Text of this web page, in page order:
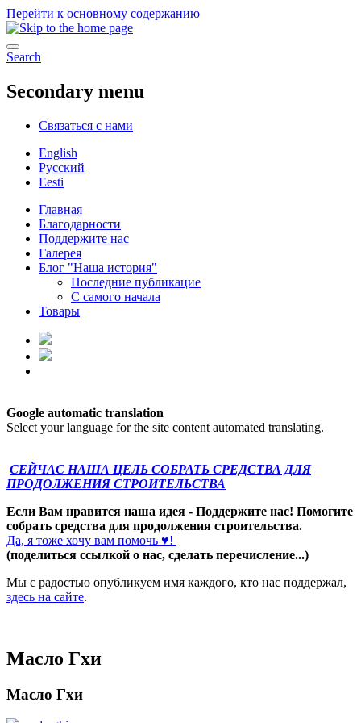
Перейти к основному содержанию
Search
Secondary menu
Связаться с нами
English
Русский
Eesti
Главная
Благодарности
Поддержите нас
Галерея
Блог "Наша история"
Последние публикацие
С самого начала
Товары
Google automatic translation
Select your language for the site content automated translating.
СЕЙЧАС НАША ЦЕЛЬ СОБРАТЬ СРЕДСТВА ДЛЯ
ПРОДОЛЖЕНИЯ СТРОИТЕЛЬСТВА
Если Вам нравится наша идея - Поддержите нас! Помогите
собрать средства для продолжения строительства.
Да, я тоже хочу вам помочь ♥!
(поделиться ссылкой о нас, сделать перечисление...)
Мы с радостью опубликуем имя каждого, кто нас поддержал,
здесь на сайте.
Масло Гхи
Масло Гхи